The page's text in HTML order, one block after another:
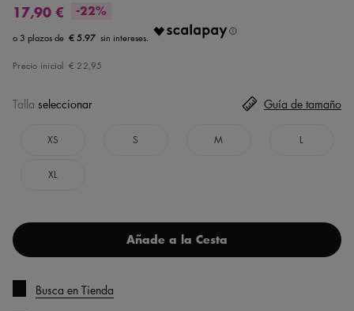
17,90 €
-22%
€ 5.97
Precio inicial € 22,95
Talla seleccionar
XS S M L
XL
Guía de tamaño
Añade a la Cesta
Busca en Tienda